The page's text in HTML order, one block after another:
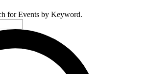
for Events by Keyword.